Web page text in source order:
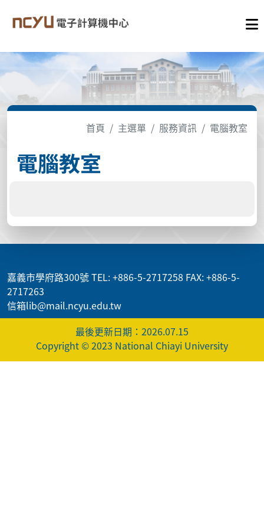
首頁 主選單 服務資訊 電腦教室
電腦教室
嘉義市學府路300號 TEL: +886-5-2717258 FAX: +886-5-
2717263
信箱lib@mail.ncyu.edu.tw
最後更新日期：2026.07.15
Copyright © 2023 National Chiayi University